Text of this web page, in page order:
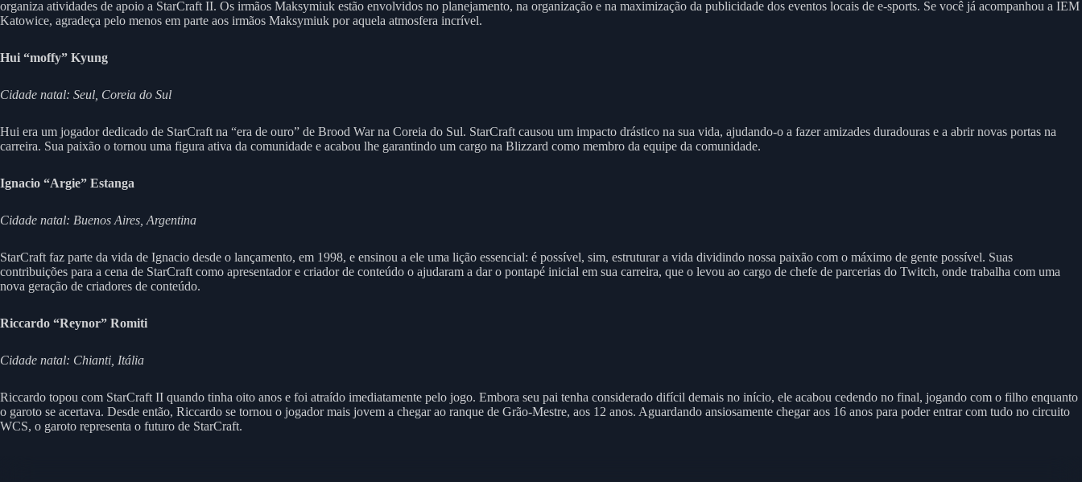
organiza atividades de apoio a StarCraft II. Os irmãos Maksymiuk estão envolvidos no planejamento, na organização e na maximização da publicidade dos eventos locais de e-sports. Se você já acompanhou a IEM
Katowice, agradeça pelo menos em parte aos irmãos Maksymiuk por aquela atmosfera incrível.
Hui “moffy” Kyung
Cidade natal: Seul, Coreia do Sul
Hui era um jogador dedicado de StarCraft na “era de ouro” de Brood War na Coreia do Sul. StarCraft causou um impacto drástico na sua vida, ajudando-o a fazer amizades duradouras e a abrir novas portas na
carreira. Sua paixão o tornou uma figura ativa da comunidade e acabou lhe garantindo um cargo na Blizzard como membro da equipe da comunidade.
Ignacio “Argie” Estanga
Cidade natal: Buenos Aires, Argentina
StarCraft faz parte da vida de Ignacio desde o lançamento, em 1998, e ensinou a ele uma lição essencial: é possível, sim, estruturar a vida dividindo nossa paixão com o máximo de gente possível. Suas
contribuições para a cena de StarCraft como apresentador e criador de conteúdo o ajudaram a dar o pontapé inicial em sua carreira, que o levou ao cargo de chefe de parcerias do Twitch, onde trabalha com uma
nova geração de criadores de conteúdo.
Riccardo “Reynor” Romiti
Cidade natal: Chianti, Itália
Riccardo topou com StarCraft II quando tinha oito anos e foi atraído imediatamente pelo jogo. Embora seu pai tenha considerado difícil demais no início, ele acabou cedendo no final, jogando com o filho enquanto
o garoto se acertava. Desde então, Riccardo se tornou o jogador mais jovem a chegar ao ranque de Grão-Mestre, aos 12 anos. Aguardando ansiosamente chegar aos 16 anos para poder entrar com tudo no circuito
WCS, o garoto representa o futuro de StarCraft.